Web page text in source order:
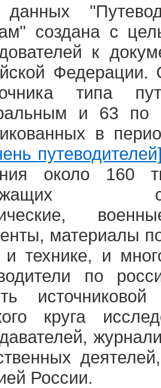
создана с
к
типа
и 63 по
в
около 160
материалы
и технике, и
по
круга
России.